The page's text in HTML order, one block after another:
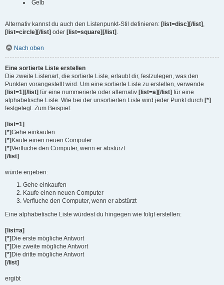
Gelb
Alternativ kannst du auch den Listenpunkt-Stil definieren: [list=disc][/list]
[list=circle][/list] oder [list=square][/list]
Nach oben
Eine sortierte Liste erstellen
Die zweite Listenart, die sortierte Liste, erlaubt dir, festzulegen, was den
Punkten vorangestellt wird. Um eine sortierte Liste zu erstellen, verwende
[list=1][/list] für eine nummerierte oder alternativ [list=a][/list] für eine
alphabetische Liste. Wie bei der unsortierten Liste wird jeder Punkt durch [*]
festgelegt. Zum Beispiel:
[list=1]
[*]Gehe einkaufen
[*]Kaufe einen neuen Computer
[*]Verfluche den Computer, wenn er abstürzt
[/list]
würde ergeben:
Gehe einkaufen
Kaufe einen neuen Computer
Verfluche den Computer, wenn er abstürzt
Eine alphabetische Liste würdest du hingegen wie folgt erstellen:
[list=a]
[*] Die erste mögliche Antwort
[*] Die zweite mögliche Antwort
[*] Die dritte mögliche Antwort
[/list]
ergibt